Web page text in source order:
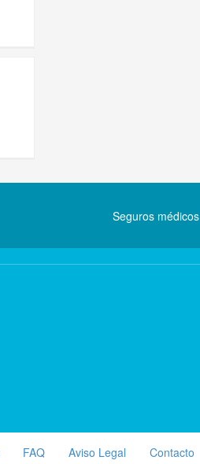
Seguros médicos
FAQ Aviso Legal Contacto